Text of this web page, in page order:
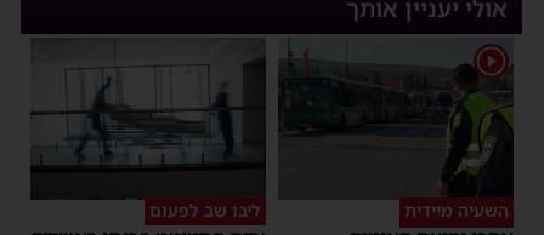
אולי יעניין אותך
1
השעיה מיידית ליבו שב לפעום